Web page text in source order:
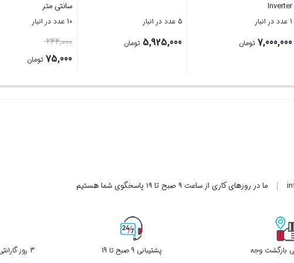
Inverter
1 عدد در انبار
7,000,000 تومان
بستن
5 عدد در انبار
5,925,000 تومان
بستن
سانتی متر
10 عدد در انبار
244,000قیمت
اصلی
بود.
75,000 تومان
بستن
ما در روزهای کاری از ساعت ۹ صبح تا ۱۹ پاسخگوی شما هستیم
پشتیبانی 9 صبح تا 19 3 روز گارانتی بازگشت کالا در صورت خرابی